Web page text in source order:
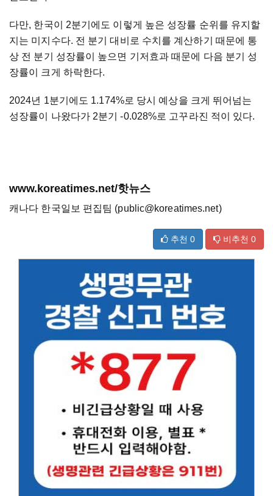
다만, 한국이 2분기에도 이렇게 높은 성장률 순위를 유지할
지는 미지수다. 전 분기 대비로 수치를 계산하기 때문에 통
상 전 분기 성장률이 높으면 기저효과 때문에 다음 분기 성
장률이 크게 하락한다.
2024년 1분기에도 1.174%로 당시 예상을 크게 뛰어넘는
성장률이 나왔다가 2분기 -0.028%로 고꾸라진 적이 있다.
www.koreatimes.net/핫뉴스
캐나다 한국일보 편집팀 (public@koreatimes.net)
추천 0 비추천 0